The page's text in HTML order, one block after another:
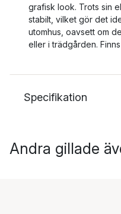
grafisk look. Trots sin
stabilt, vilket gör det
utomhus, oavsett om
eller i trädgården.
Specifikation
Andra gillade